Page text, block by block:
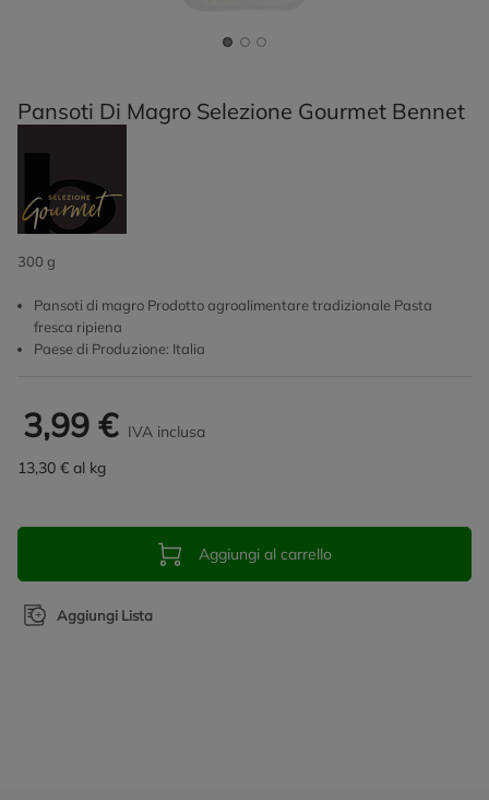
Pansoti Di Magro Selezione Gourmet Bennet
300 g
Pansoti di magro Prodotto agroalimentare tradizionale Pasta
fresca ripiena
Paese di Produzione: Italia
3,99 € IVA inclusa
13,30 € al kg
Aggiungi al carrello
Aggiungi Lista